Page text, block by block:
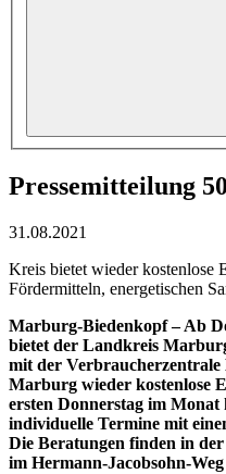
Pressemitteilung
31.08.2021
Kreis bietet wieder kostenlose
Fördermitteln, energetischen
Marburg-Biedenkopf – Ab
bietet der Landkreis
mit der Verbraucherzentrale
Marburg wieder kostenlose
ersten Donnerstag im
individuelle Termine mit
Die Beratungen finden in
im Hermann-Jacobsohn-